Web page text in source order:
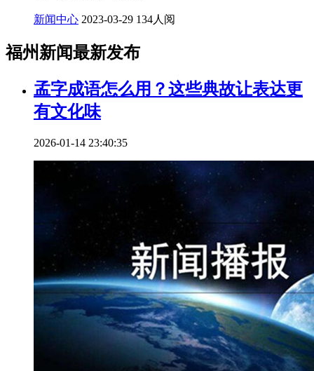
新闻中心 2023-03-29 134人阅
福州新闻最新发布
孟字成语怎么用？这些典故让表达更
有文化味
2026-01-14 23:40:35